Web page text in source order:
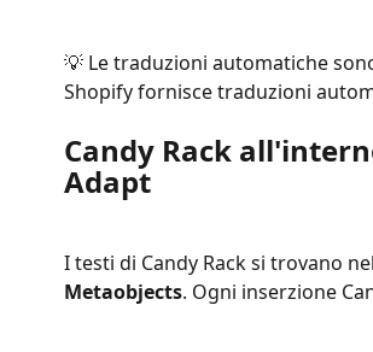
💡 Le traduzioni automatiche
Shopify fornisce traduzioni
Candy Rack
Adapt
I testi di Candy Rack si trovano
Metaobjects. Ogni inserzione